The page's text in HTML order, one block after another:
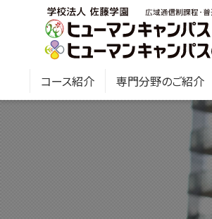
コース紹介 専門分野のご紹介